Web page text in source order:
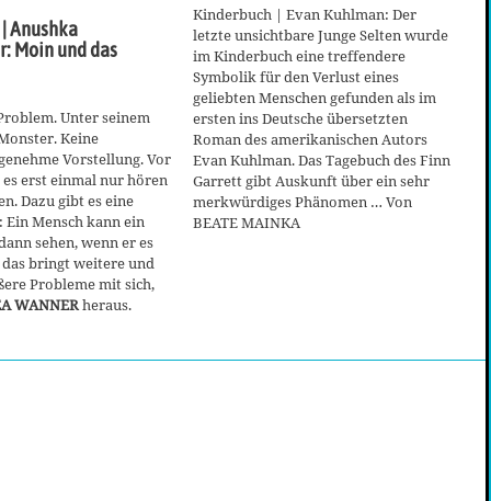
Anushka
Moin und das
Unter seinem
Keine
Vorstellung. Vor
erst einmal nur hören
Dazu gibt es eine
Mensch kann ein
sehen, wenn er es
bringt weitere und
Probleme mit sich,
WANNERheraus.
Kinderbuch | Evan Kuhlman: Der
letzte unsichtbare Junge Selten wurde
im Kinderbuch eine treffendere
Symbolik für den Verlust eines
geliebten Menschen gefunden als im
ersten ins Deutsche übersetzten
Roman des amerikanischen Autors
Evan Kuhlman. Das Tagebuch des Finn
Garrett gibt Auskunft über ein sehr
merkwürdiges Phänomen … Von
BEATE MAINKA